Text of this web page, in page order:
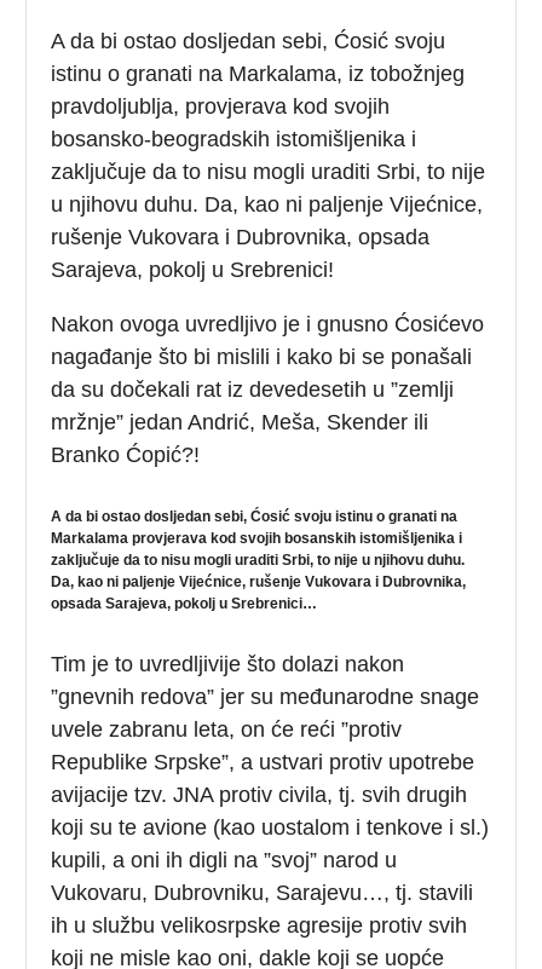
A da bi ostao dosljedan sebi, Ćosić svoju
istinu o granati na Markalama, iz tobožnjeg
pravdoljublja, provjerava kod svojih
bosansko-beogradskih istomišljenika i
zaključuje da to nisu mogli uraditi Srbi, to nije
u njihovu duhu. Da, kao ni paljenje Vijećnice,
rušenje Vukovara i Dubrovnika, opsada
Sarajeva, pokolj u Srebrenici!
Nakon ovoga uvredljivo je i gnusno Ćosićevo
nagađanje što bi mislili i kako bi se ponašali
da su dočekali rat iz devedesetih u ”zemlji
mržnje” jedan Andrić, Meša, Skender ili
Branko Ćopić?!
A da bi ostao dosljedan sebi, Ćosić svoju istinu o granati na
Markalama provjerava kod svojih bosanskih istomišljenika i
zaključuje da to nisu mogli uraditi Srbi, to nije u njihovu duhu.
Da, kao ni paljenje Vijećnice, rušenje Vukovara i Dubrovnika,
opsada Sarajeva, pokolj u Srebrenici…
Tim je to uvredljivije što dolazi nakon
”gnevnih redova” jer su međunarodne snage
uvele zabranu leta, on će reći ”protiv
Republike Srpske”, a ustvari protiv upotrebe
avijacije tzv. JNA protiv civila, tj. svih drugih
koji su te avione (kao uostalom i tenkove i sl.)
kupili, a oni ih digli na ”svoj” narod u
Vukovaru, Dubrovniku, Sarajevu…, tj. stavili
ih u službu velikosrpske agresije protiv svih
koji ne misle kao oni, dakle koji se uopće